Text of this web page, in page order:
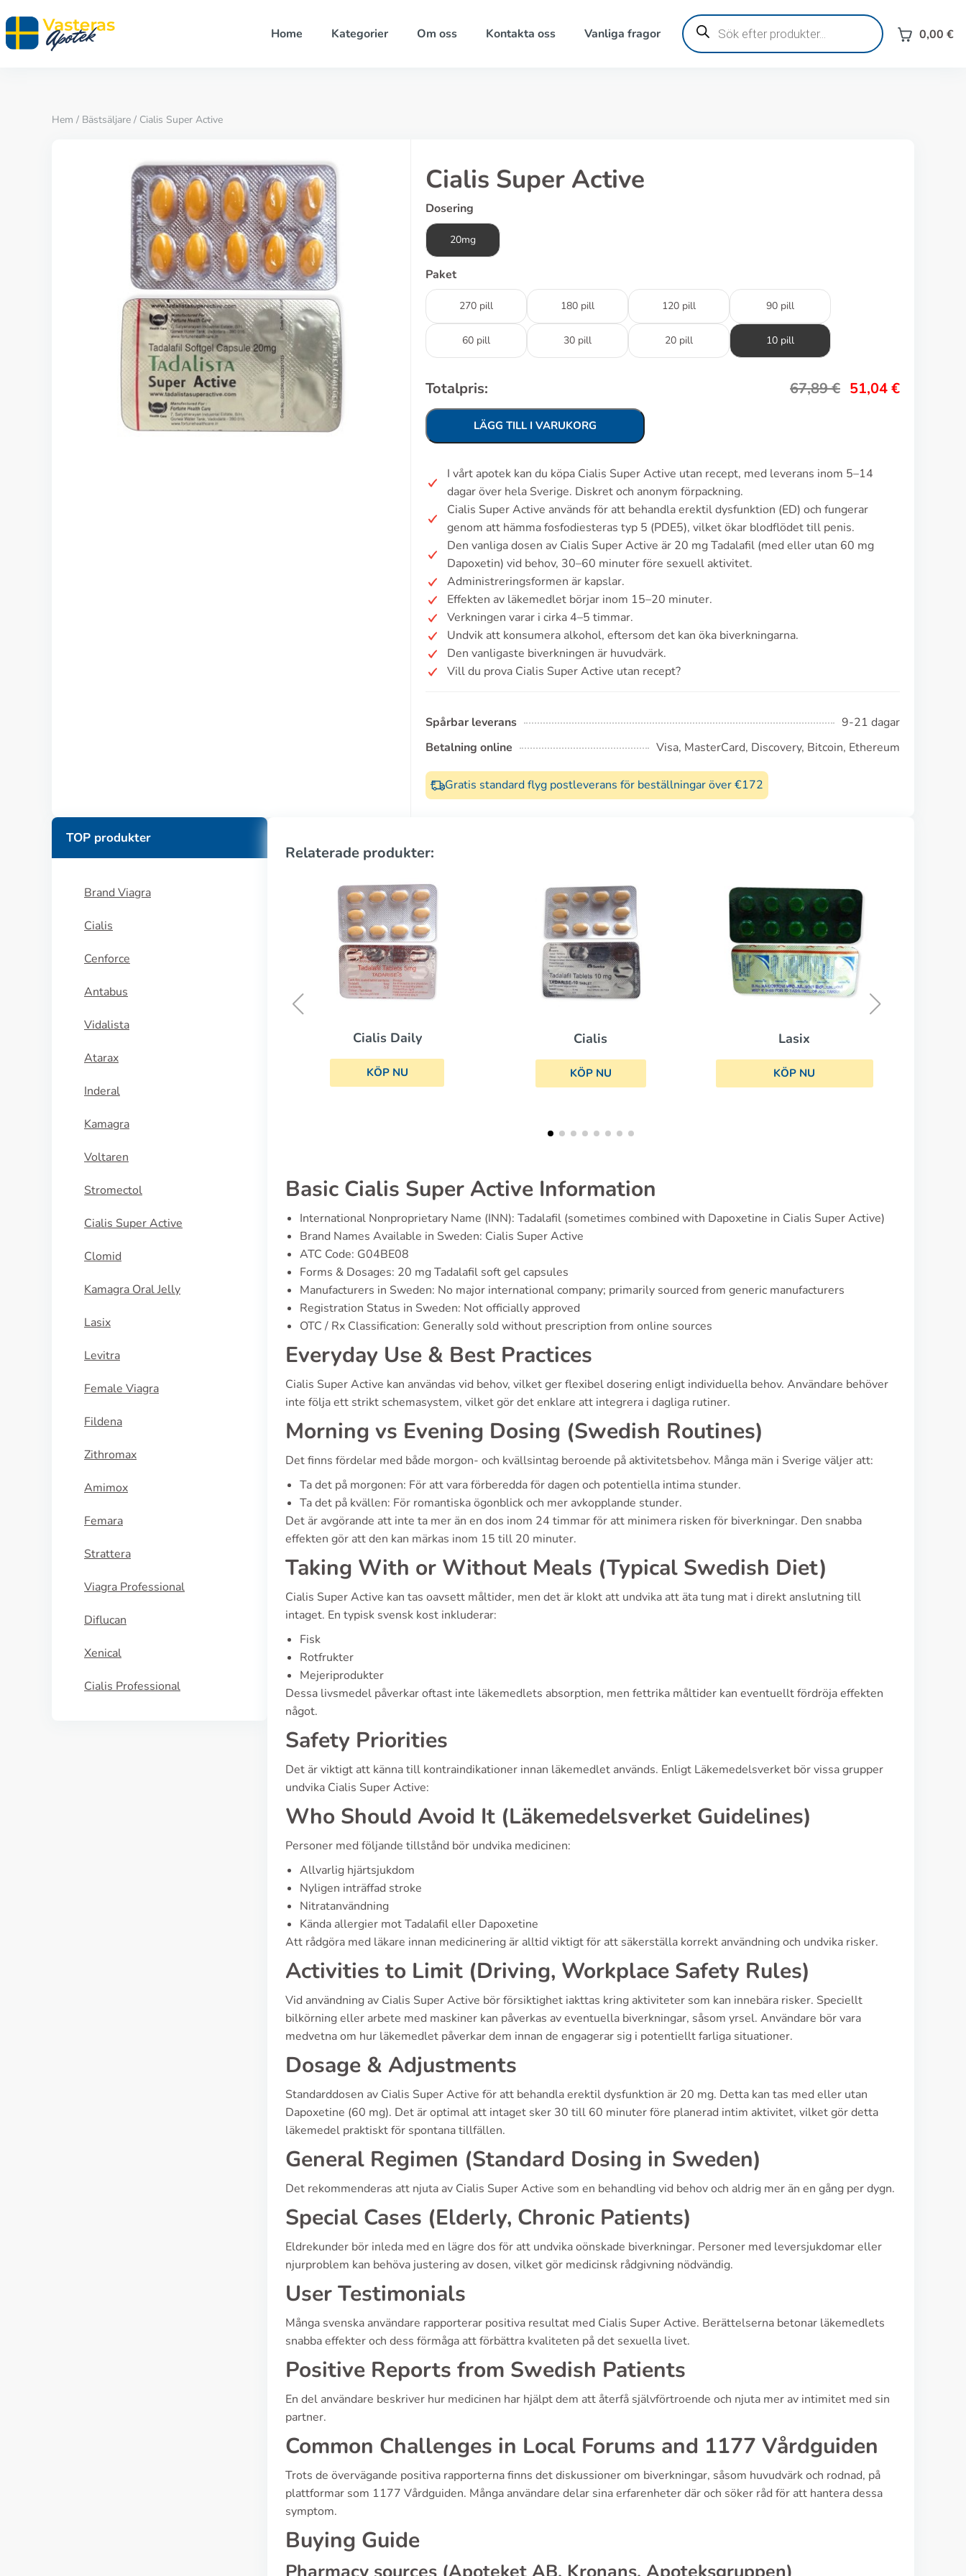
Home Kategorier Om oss Kontakta oss Vanliga fragor
Produktsökning
0,00 €
Hem / Bästsäljare / Cialis Super Active
Cialis Super Active
Dosering
20mg
Paket
270 pill 180 pill 120 pill 90 pill
60 pill 30 pill 20 pill 10 pill
Totalpris: 67,89€ 51,04€
LÄGG TILL I VARUKORG
I vårt apotek kan du köpa Cialis Super Active utan recept, med leverans inom 5–14
dagar över hela Sverige. Diskret och anonym förpackning.
Cialis Super Active används för att behandla erektil dysfunktion (ED) och fungerar
genom att hämma fosfodiesteras typ 5 (PDE5), vilket ökar blodflödet till penis.
Den vanliga dosen av Cialis Super Active är 20 mg Tadalafil (med eller utan 60 mg
Dapoxetin) vid behov, 30–60 minuter före sexuell aktivitet.
Administreringsformen är kapslar.
Effekten av läkemedlet börjar inom 15–20 minuter.
Verkningen varar i cirka 4–5 timmar.
Undvik att konsumera alkohol, eftersom det kan öka biverkningarna.
Den vanligaste biverkningen är huvudvärk.
Vill du prova Cialis Super Active utan recept?
Spårbar leverans
9-21 dagar
Betalning online
Visa, MasterCard, Discovery, Bitcoin, Ethereum
Gratis standard flyg postleverans för beställningar över €172
TOP produkter
Brand Viagra
Cialis
Cenforce
Antabus
Vidalista
Atarax
Inderal
Kamagra
Voltaren
Stromectol
Cialis Super Active
Clomid
Kamagra Oral Jelly
Lasix
Levitra
Female Viagra
Fildena
Zithromax
Amimox
Femara
Strattera
Viagra Professional
Diflucan
Xenical
Cialis Professional
Relaterade produkter:
Cialis
KÖP NU
Lasix
KÖP NU
Cialis Professional
Basic Cialis Super Active Information
International Nonproprietary Name (INN): Tadalafil (sometimes combined with Dapoxetine in Cialis Super Active)
Brand Names Available in Sweden: Cialis Super Active
ATC Code: G04BE08
Forms & Dosages: 20 mg Tadalafil soft gel capsules
Manufacturers in Sweden: No major international company; primarily sourced from generic manufacturers
Registration Status in Sweden: Not officially approved
OTC / Rx Classification: Generally sold without prescription from online sources
Everyday Use & Best Practices
Cialis Super Active kan användas vid behov, vilket ger flexibel dosering enligt individuella behov. Användare behöver
inte följa ett strikt schemasystem, vilket gör det enklare att integrera i dagliga rutiner.
Morning vs Evening Dosing (Swedish Routines)
Det finns fördelar med både morgon- och kvällsintag beroende på aktivitetsbehov. Många män i Sverige väljer att:
Ta det på morgonen: För att vara förberedda för dagen och potentiella intima stunder.
Ta det på kvällen: För romantiska ögonblick och mer avkopplande stunder.
Det är avgörande att inte ta mer än en dos inom 24 timmar för att minimera risken för biverkningar. Den snabba
effekten gör att den kan märkas inom 15 till 20 minuter.
Taking With or Without Meals (Typical Swedish Diet)
Cialis Super Active kan tas oavsett måltider, men det är klokt att undvika att äta tung mat i direkt anslutning till
intaget. En typisk svensk kost inkluderar:
Fisk
Rotfrukter
Mejeriprodukter
Dessa livsmedel påverkar oftast inte läkemedlets absorption, men fettrika måltider kan eventuellt fördröja effekten
något.
Safety Priorities
Det är viktigt att känna till kontraindikationer innan läkemedlet används. Enligt Läkemedelsverket bör vissa grupper
undvika Cialis Super Active:
Who Should Avoid It (Läkemedelsverket Guidelines)
Personer med följande tillstånd bör undvika medicinen:
Allvarlig hjärtsjukdom
Nyligen inträffad stroke
Nitratanvändning
Kända allergier mot Tadalafil eller Dapoxetine
Att rådgöra med läkare innan medicinering är alltid viktigt för att säkerställa korrekt användning och undvika risker.
Activities to Limit (Driving, Workplace Safety Rules)
Vid användning av Cialis Super Active bör försiktighet iakttas kring aktiviteter som kan innebära risker. Speciellt
bilkörning eller arbete med maskiner kan påverkas av eventuella biverkningar, såsom yrsel. Användare bör vara
medvetna om hur läkemedlet påverkar dem innan de engagerar sig i potentiellt farliga situationer.
Dosage & Adjustments
Standarddosen av Cialis Super Active för att behandla erektil dysfunktion är 20 mg. Detta kan tas med eller utan
Dapoxetine (60 mg). Det är optimal att intaget sker 30 till 60 minuter före planerad intim aktivitet, vilket gör detta
läkemedel praktiskt för spontana tillfällen.
General Regimen (Standard Dosing in Sweden)
Det rekommenderas att njuta av Cialis Super Active som en behandling vid behov och aldrig mer än en gång per dygn.
Special Cases (Elderly, Chronic Patients)
Eldrekunder bör inleda med en lägre dos för att undvika oönskade biverkningar. Personer med leversjukdomar eller
njurproblem kan behöva justering av dosen, vilket gör medicinsk rådgivning nödvändig.
User Testimonials
Många svenska användare rapporterar positiva resultat med Cialis Super Active. Berättelserna betonar läkemedlets
snabba effekter och dess förmåga att förbättra kvaliteten på det sexuella livet.
Positive Reports from Swedish Patients
En del användare beskriver hur medicinen har hjälpt dem att återfå självförtroende och njuta mer av intimitet med sin
partner.
Common Challenges in Local Forums and 1177 Vårdguiden
Trots de övervägande positiva rapporterna finns det diskussioner om biverkningar, såsom huvudvärk och rodnad, på
plattformar som 1177 Vårdguiden. Många användare delar sina erfarenheter där och söker råd för att hantera dessa
symptom.
Buying Guide